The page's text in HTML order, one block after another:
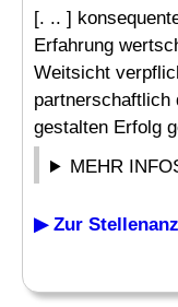
[. .. ]
Erfahrung
Weitsicht
partnerschaftlich
gestalten Erfolg
MEHR
▶ Zur